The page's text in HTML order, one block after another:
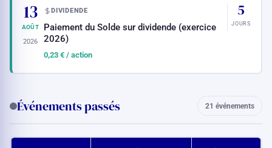
13
AOÛT
2026
DIVIDENDE
Paiement du Solde sur dividende (exercice
2026)
0,23 € / action
5
JOURS
Événements passés 21 événements